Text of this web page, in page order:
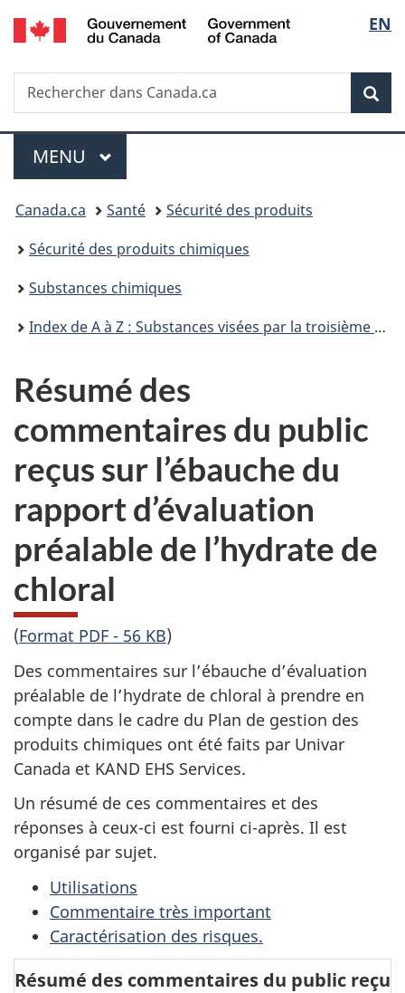
Passer
au
principal
Passer
à
Au
du
Passer
à
version
simplifiée
de
la
EN
Recherche
Rechercher
dans
Menu
MENU PRINCIPAL
Vous
êtes
ici :
Canada.ca Santé
Sécurité des produits
Sécurité des produits chimiques
Substances chimiques
Index de A à Z : Substances visées par la troisième phase du Plan de gestion des produits chimiques
Résumé des
commentaires du public
reçus sur l’ébauche du
rapport d’évaluation
préalable de l’hydrate de
chloral
(Format PDF - 56 KB)
Des commentaires sur l’ébauche d’évaluation
préalable de l’hydrate de chloral à prendre en
compte dans le cadre du Plan de gestion des
produits chimiques ont été faits par Univar
Canada et KAND EHS Services.
Un résumé de ces commentaires et des
réponses à ceux-ci est fourni ci-après. Il est
organisé par sujet.
Utilisations
Commentaire très important
Caractérisation des risques.
Résumé des commentaires du public reçus